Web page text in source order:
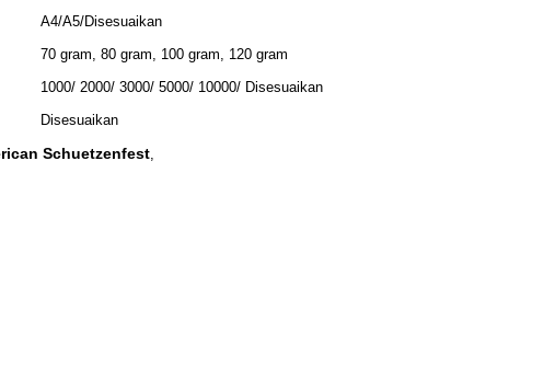
A4/A5/Disesuaikan
70 gram, 80 gram, 100 gram, 120 gram
1000/ 2000/ 3000/ 5000/ 10000/ Disesuaikan
Disesuaikan
Schuetzenfest,